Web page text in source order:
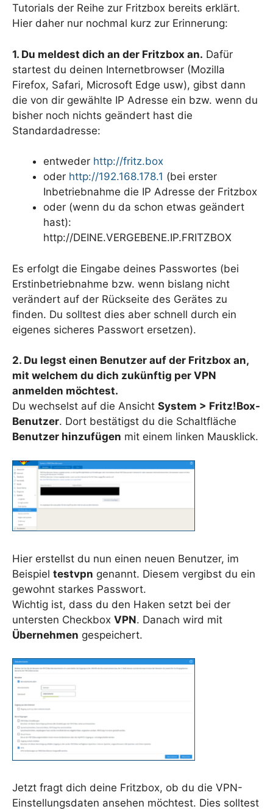
Tutorials der Reihe zur Fritzbox bereits erklärt.
Hier daher nur nochmal kurz zur Erinnerung:
1. Du meldest dich an der Fritzbox an. Dafür
startest du deinen Internetbrowser (Mozilla
Firefox, Safari, Microsoft Edge usw), gibst dann
die von dir gewählte IP Adresse ein bzw. wenn du
bisher noch nichts geändert hast die
Standardadresse:
entweder http://fritz.box
oder http://192.168.178.1 (bei erster
Inbetriebnahme die IP Adresse der Fritzbox
oder (wenn du da schon etwas geändert
hast):
http://DEINE.VERGEBENE.IP.FRITZBOX
Es erfolgt die Eingabe deines Passwortes (bei
Erstinbetriebnahme bzw. wenn bislang nicht
verändert auf der Rückseite des Gerätes zu
finden. Du solltest dies aber schnell durch ein
eigenes sicheres Passwort ersetzen).
2. Du legst einen Benutzer auf der Fritzbox an,
mit welchem du dich zukünftig per VPN
anmelden möchtest.
Du wechselst auf die Ansicht System > Fritz!Box-
Benutzer. Dort bestätigst du die Schaltfläche
Benutzer hinzufügen mit einem linken Mausklick.
Hier erstellst du nun einen neuen Benutzer, im
Beispiel testvpn genannt. Diesem vergibst du ein
gewohnt starkes Passwort.
Wichtig ist, dass du den Haken setzt bei der
untersten Checkbox VPN. Danach wird mit
Übernehmen gespeichert.
Jetzt fragt dich deine Fritzbox, ob du die VPN-
Einstellungsdaten ansehen möchtest. Dies solltest